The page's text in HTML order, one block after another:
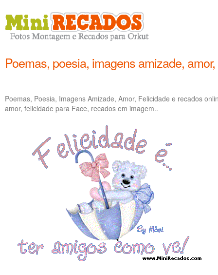
Poemas, poesia, imagens amizade,
Poemas, Poesia, Imagens Amizade, Amor, Felicidade e recados
amor, felicidade para Face, recados em imagem..